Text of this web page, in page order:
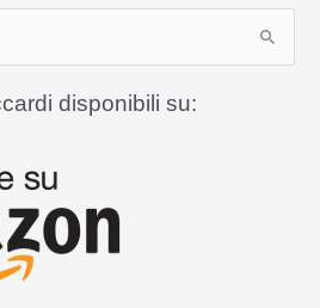
disponibili su: